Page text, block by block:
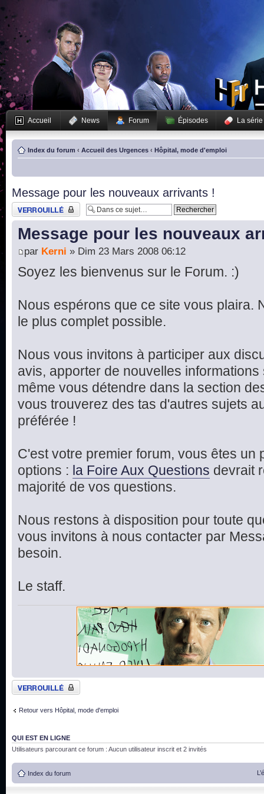
Accueil News Forum Épisodes La série
Index du forum ‹ Accueil des Urgences ‹ Hôpital, mode d'emploi
Message pour les nouveaux arrivants !
Sujet verrouillé
Message pour les nouveaux
par Kerni » Dim 23 Mars 2008 06:12
Soyez les bienvenus sur le Forum. :)
Nous espérons que ce site vous plaira.
le plus complet possible.
Nous vous invitons à participer aux
avis, apporter de nouvelles
même vous détendre dans la section
vous trouverez des tas d'autres sujets
préférée !
C'est votre premier forum, vous êtes un
options : la Foire Aux Questions devrait
majorité de vos questions.
Nous restons à disposition pour toute
vous invitons à nous contacter par
besoin.
Le staff.
Sujet verrouillé
Retour vers Hôpital, mode d'emploi
QUI EST EN LIGNE
Utilisateurs parcourant ce forum : Aucun utilisateur inscrit et 2 invités
Index du forum